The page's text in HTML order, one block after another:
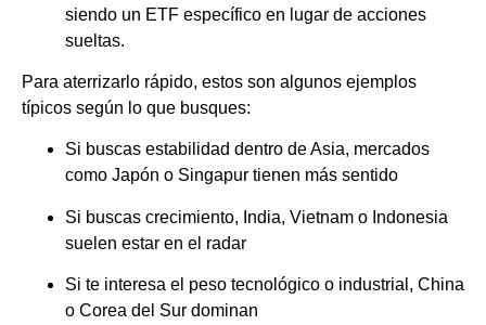
siendo un ETF específico en lugar de acciones
sueltas.
Para aterrizarlo rápido, estos son algunos ejemplos
típicos según lo que busques:
Si buscas estabilidad dentro de Asia, mercados
como Japón o Singapur tienen más sentido
Si buscas crecimiento, India, Vietnam o Indonesia
suelen estar en el radar
Si te interesa el peso tecnológico o industrial, China
o Corea del Sur dominan